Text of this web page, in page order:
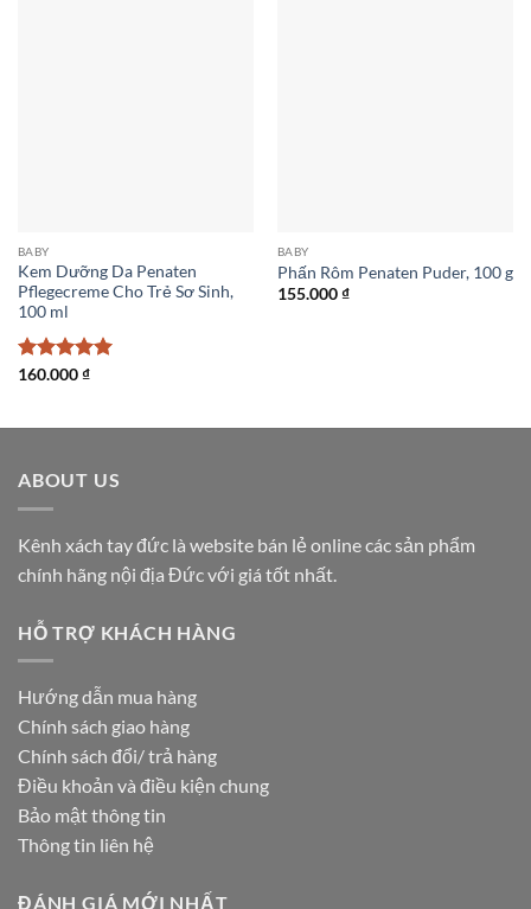
BABY
Kem Dưỡng Da Penaten
Pflegecreme Cho Trẻ Sơ Sinh,
100 ml
Được xếp
160.000₫
BABY
Phấn Rôm Penaten Puder, 100 g
155.000₫
ABOUT US
Kênh xách tay đức là website bán lẻ online các sản phẩm
chính hãng nội địa Đức với giá tốt nhất.
HỖ TRỢ KHÁCH HÀNG
Hướng dẫn mua hàng
Chính sách giao hàng
Chính sách đổi/ trả hàng
Điều khoản và điều kiện chung
Bảo mật thông tin
Thông tin liên hệ
ĐÁNH GIÁ MỚI NHẤT